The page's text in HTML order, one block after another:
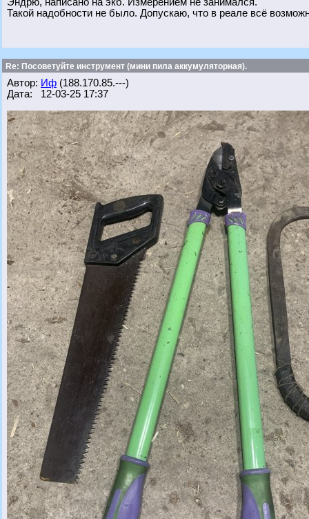
Такой надобности не было. Допускаю, что в реале всё
Re: Посоветуйте инструмент (мини пила аккумуляторная).
Автор: Иф (188.170.85.---)
Дата: 12-03-25 17:37